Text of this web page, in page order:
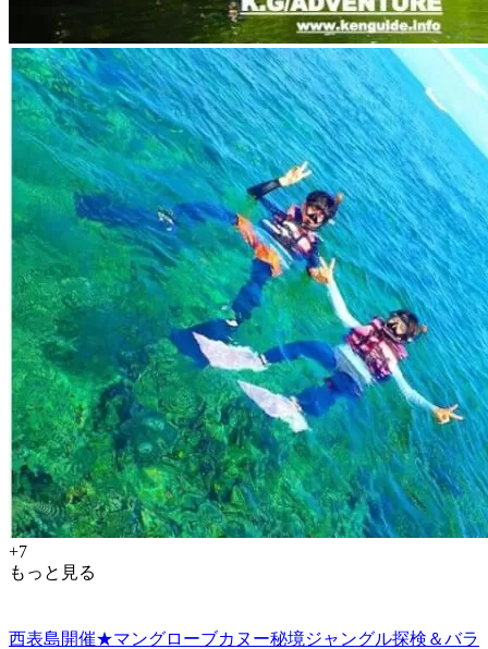
+7
もっと見る
西表島開催★マングローブカヌー秘境ジャングル探検＆バラ